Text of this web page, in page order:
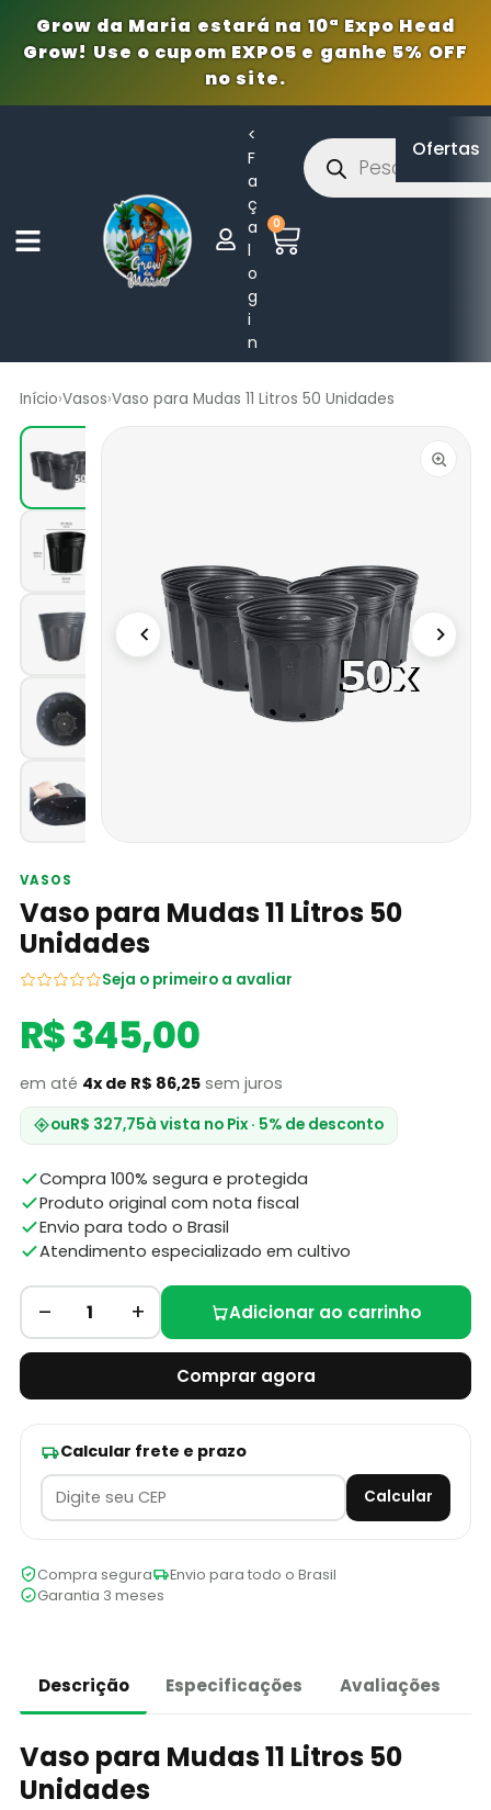
Grow da Maria estará na 10ª Expo Head
Grow! Use o cupom EXPO5 e ganhe 5% OFF
no site.
<
F
a
ç
a
l
o
g
i
n
0
Ofertas
Início›Vasos›Vaso para Mudas 11 Litros 50 Unidades
VASOS
Vaso para Mudas 11 Litros 50
Unidades
Seja o primeiro a avaliar
R$ 345,00
em até 4x de R$ 86,25sem juros
ouR$ 327,75à vista no Pix · 5% de desconto
Compra 100% segura e protegida
Produto original com nota fiscal
Envio para todo o Brasil
Atendimento especializado em cultivo
– 1 + Adicionar ao carrinho
Comprar agora
Calcular frete e prazo
Calcular
Compra segura
Envio para todo o Brasil
Garantia 3 meses
Descrição Especificações Avaliações
Vaso para Mudas 11 Litros 50
Unidades